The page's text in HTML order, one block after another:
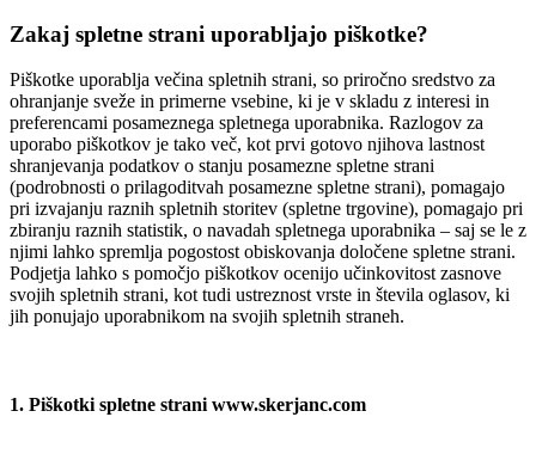
Zakaj spletne strani uporabljajo piškotke?
Piškotke uporablja večina spletnih strani, so priročno sredstvo za
ohranjanje sveže in primerne vsebine, ki je v skladu z interesi in
preferencami posameznega spletnega uporabnika. Razlogov za
uporabo piškotkov je tako več, kot prvi gotovo njihova lastnost
shranjevanja podatkov o stanju posamezne spletne strani
(podrobnosti o prilagoditvah posamezne spletne strani), pomagajo
pri izvajanju raznih spletnih storitev (spletne trgovine), pomagajo pri
zbiranju raznih statistik, o navadah spletnega uporabnika – saj se le z
njimi lahko spremlja pogostost obiskovanja določene spletne strani.
Podjetja lahko s pomočjo piškotkov ocenijo učinkovitost zasnove
svojih spletnih strani, kot tudi ustreznost vrste in števila oglasov, ki
jih ponujajo uporabnikom na svojih spletnih straneh.
1. Piškotki spletne strani www.skerjanc.com